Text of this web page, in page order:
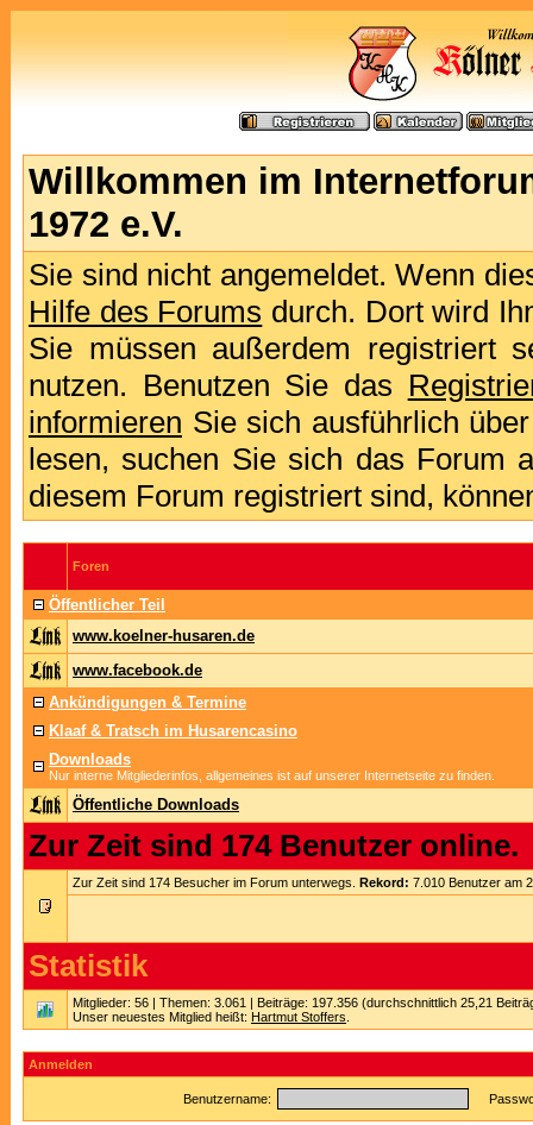
Willkommen im
1972 e.V.
Sie sind nicht angemeldet. Wenn
Hilfe des Forums durch. Dort wird
Sie müssen außerdem registriert
nutzen. Benutzen Sie das
informieren Sie sich ausführlich
lesen, suchen Sie sich das Forum
diesem Forum registriert sind,
Foren
Öffentlicher Teil
www.koelner-husaren.de
www.facebook.de
Ankündigungen & Termine
Klaaf & Tratsch im Husarencasino
Downloads
Nur interne Mitgliederinfos, allgemeines ist auf unserer Internetseite zu finden.
Öffentliche Downloads
Zur Zeit sind 174 Benutzer online.
Zur Zeit sind 174 Besucher im Forum unterwegs. Rekord: 7.010 Benutzer am
Statistik
Mitglieder: 56 | Themen: 3.061 | Beiträge: 197.356 (durchschnittlich 25,21
Unser neuestes Mitglied heißt: Hartmut Stoffers
Anmelden
Benutzername: